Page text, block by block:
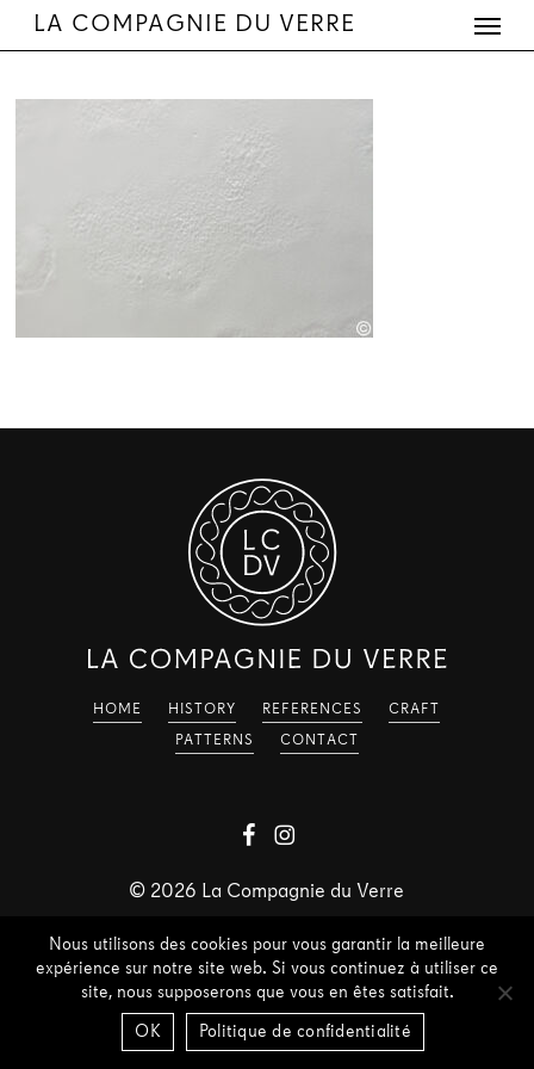
LA COMPAGNIE DU VERRE
HOME HISTORY REFERENCES CRAFT
PATTERNS CONTACT
© 2026 La Compagnie du Verre
Nous utilisons des cookies pour vous garantir la meilleure
expérience sur notre site web. Si vous continuez à utiliser ce
site, nous supposerons que vous en êtes satisfait.
OK Politique de confidentialité